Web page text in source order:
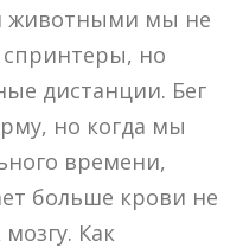
животными мы не
но
дистанции. Бег
но когда мы
времени,
больше крови не
Как